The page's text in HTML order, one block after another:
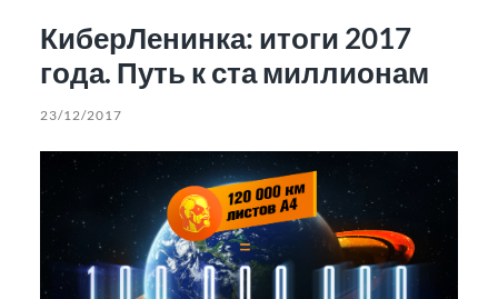
КиберЛенинка: итоги 2017
года. Путь к ста миллионам
23/12/2017